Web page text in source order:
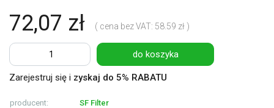
72,07 zł ( cena bez VAT: 58.59 zł )
do koszyka
Zarejestruj się i zyskaj do 5% RABATU
producent:
SF Filter